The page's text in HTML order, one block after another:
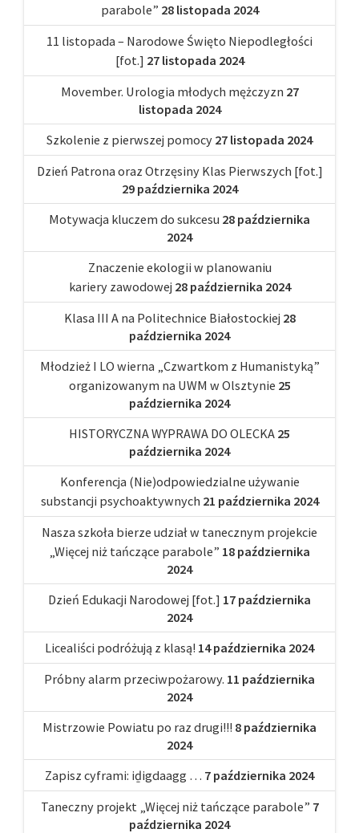
parabole” 28 listopada 2024
11 listopada – Narodowe Święto Niepodległości
[fot.] 27 listopada 2024
Movember. Urologia młodych mężczyzn 27
listopada 2024
Szkolenie z pierwszej pomocy 27 listopada 2024
Dzień Patrona oraz Otrzęsiny Klas Pierwszych [fot.]
29 października 2024
Motywacja kluczem do sukcesu 28 października
2024
Znaczenie ekologii w planowaniu
kariery zawodowej 28 października 2024
Klasa III A na Politechnice Białostockiej 28
października 2024
Młodzież I LO wierna „Czwartkom z Humanistyką”
organizowanym na UWM w Olsztynie 25
października 2024
HISTORYCZNA WYPRAWA DO OLECKA 25
października 2024
Konferencja (Nie)odpowiedzialne używanie
substancji psychoaktywnych 21 października 2024
Nasza szkoła bierze udział w tanecznym projekcie
„Więcej niż tańczące parabole” 18 października
2024
Dzień Edukacji Narodowej [fot.] 17 października
2024
Licealiści podróżują z klasą! 14 października 2024
Próbny alarm przeciwpożarowy. 11 października
2024
Mistrzowie Powiatu po raz drugi!!! 8 października
2024
Zapisz cyframi: iḏigdaagg … 7 października 2024
Taneczny projekt „Więcej niż tańczące parabole” 7
października 2024